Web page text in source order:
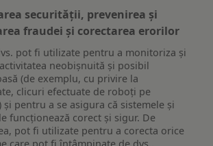
securității, prevenirea și
fraudei și corectarea erorilor
pot fi utilizate pentru a monitoriza și
neobișnuită și posibil
(de exemplu, cu privire la
clicuri efectuate de roboți pe
și pentru a se asigura că sistemele și
funcționează corect și sigur. De
pot fi utilizate pentru a corecta orice